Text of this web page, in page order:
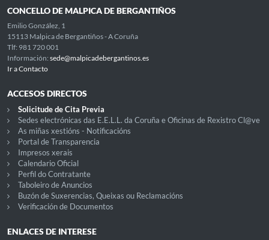
CONCELLO DE MALPICA DE BERGANTIÑOS
Emilio González, 1
15113 Malpica de Bergantiños - A Coruña
Tlf: 981 720 001
Información: sede@malpicadebergantinos.es
Ir a Contacto
ACCESOS DIRECTOS
Solicitude de Cita Previa
Sedes electrónicas das E.E.L.L. da Coruña e Oficinas de Rexistro Cl@ve
As miñas xestións - Notificacións
Portal de Transparencia
Impresos xerais
Calendario Oficial
Perfil do Contratante
Taboleiro de Anuncios
Buzón de Suxerencias, Queixas ou Reclamacións
Verificación de Documentos
ENLACES DE INTERESE